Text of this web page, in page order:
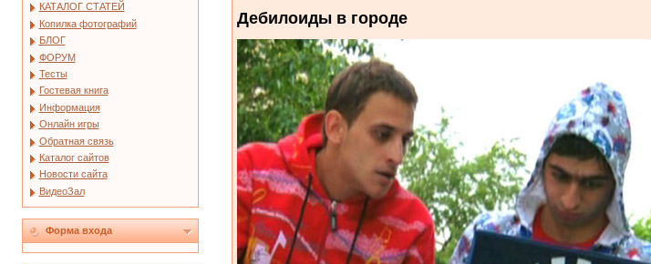
КАТАЛОГ СТАТЕЙ
Копилка фотографий
БЛОГ
ФОРУМ
Тесты
Гостевая книга
Информация
Онлайн игры
Обратная связь
Каталог сайтов
Новости сайта
ВидеоЗал
Форма входа
Дебилоиды в городе